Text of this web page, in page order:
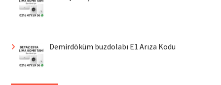
Demirdöküm buzdolabı E1 Arıza Kodu